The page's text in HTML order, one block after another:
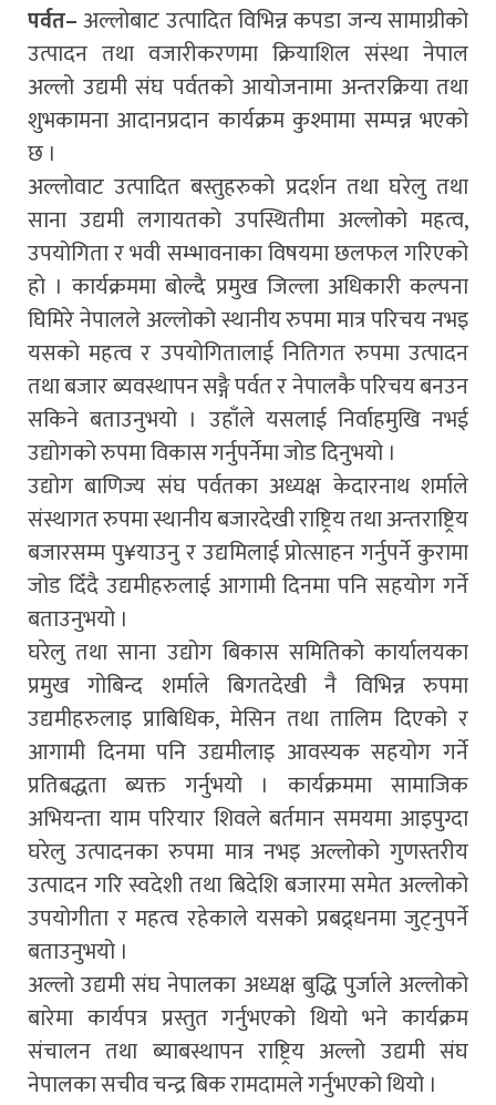
पर्वत– अल्लोबाट उत्पादित विभिन्न कपडा जन्य सामाग्रीको
उत्पादन तथा वजारीकरणमा क्रियाशिल संस्था नेपाल
अल्लो उद्यमी संघ पर्वतको आयोजनामा अन्तरक्रिया तथा
शुभकामना आदानप्रदान कार्यक्रम कुश्मामा सम्पन्न भएको
छ ।
अल्लोवाट उत्पादित बस्तुहरुको प्रदर्शन तथा घरेलु तथा
साना उद्यमी लगायतको उपस्थितीमा अल्लोको महत्व,
उपयोगिता र भवी सम्भावनाका विषयमा छलफल गरिएको
हो । कार्यक्रममा बोल्दै प्रमुख जिल्ला अधिकारी कल्पना
घिमिरे नेपालले अल्लोको स्थानीय रुपमा मात्र परिचय नभइ
यसको महत्व र उपयोगितालाई नितिगत रुपमा उत्पादन
तथा बजार ब्यवस्थापन सङ्गै पर्वत र नेपालकै परिचय बनउन
सकिने बताउनुभयो । उहाँले यसलाई निर्वाहमुखि नभई
उद्योगको रुपमा विकास गर्नुपर्नेमा जोड दिनुभयो ।
उद्योग बाणिज्य संघ पर्वतका अध्यक्ष केदारनाथ शर्माले
संस्थागत रुपमा स्थानीय बजारदेखी राष्ट्रिय तथा अन्तराष्ट्रिय
बजारसम्म पु¥याउनु र उद्यमिलाई प्रोत्साहन गर्नुपर्ने कुरामा
जोड दिँदै उद्यमीहरुलाई आगामी दिनमा पनि सहयोग गर्ने
बताउनुभयो ।
घरेलु तथा साना उद्योग बिकास समितिको कार्यालयका
प्रमुख गोबिन्द शर्माले बिगतदेखी नै विभिन्न रुपमा
उद्यमीहरुलाइ प्राबिधिक, मेसिन तथा तालिम दिएको र
आगामी दिनमा पनि उद्यमीलाइ आवस्यक सहयोग गर्ने
प्रतिबद्धता ब्यक्त गर्नुभयो । कार्यक्रममा सामाजिक
अभियन्ता याम परियार शिवले बर्तमान समयमा आइपुग्दा
घरेलु उत्पादनका रुपमा मात्र नभइ अल्लोको गुणस्तरीय
उत्पादन गरि स्वदेशी तथा बिदेशि बजारमा समेत अल्लोको
उपयोगीता र महत्व रहेकाले यसको प्रबद्र्धनमा जुट्नुपर्ने
बताउनुभयो ।
अल्लो उद्यमी संघ नेपालका अध्यक्ष बुद्धि पुर्जाले अल्लोको
बारेमा कार्यपत्र प्रस्तुत गर्नुभएको थियो भने कार्यक्रम
संचालन तथा ब्याबस्थापन राष्ट्रिय अल्लो उद्यमी संघ
नेपालका सचीव चन्द्र बिक रामदामले गर्नुभएको थियो ।